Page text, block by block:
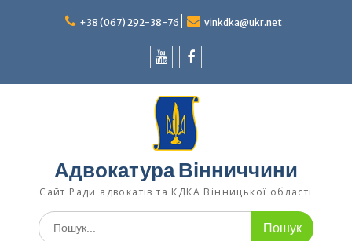
+38 (067) 292-38-76 vinkdka@ukr.net
Адвокатура Вінниччини
Сайт Ради адвокатів та КДКА Вінницької області
Шукати: